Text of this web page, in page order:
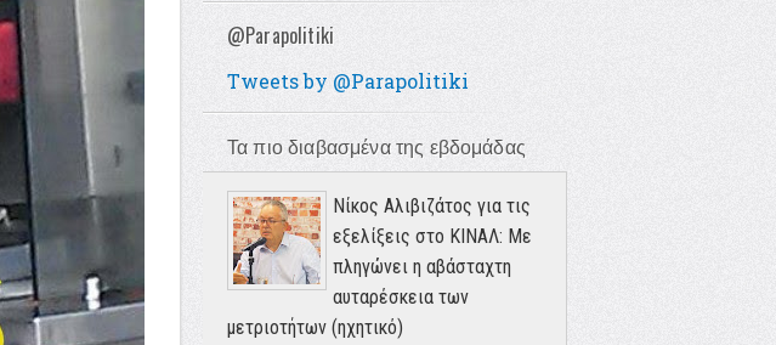
@Parapolitiki
Tweets by @Parapolitiki
Τα πιο διαβασμένα της εβδομάδας
Νίκος Αλιβιζάτος για τις
εξελίξεις στο ΚΙΝΑΛ: Με
πληγώνει η αβάσταχτη
αυταρέσκεια των
μετριοτήτων (ηχητικό)